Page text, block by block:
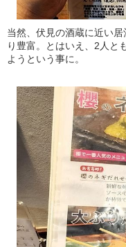
当然、伏見の酒蔵に近い
り豊富。とはいえ、2人と
ようという事に。